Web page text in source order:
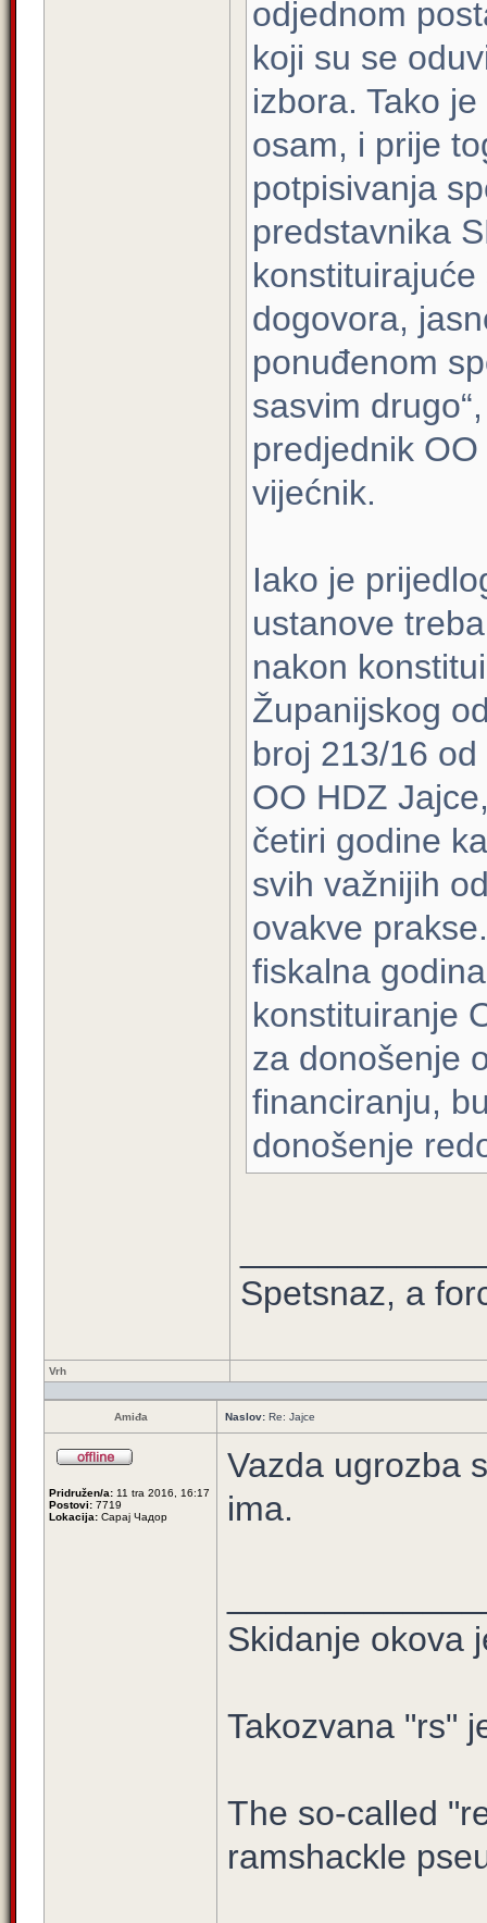
odjednom
koji su se
izbora. Tako
osam, i prije
potpisivanja
predstavnika
dogovora,
ponuđenom
sasvim
predjednik
vijećnik.
Iako je
ustanove
nakon
Županijskog
broj 213/16
OO HDZ
četiri godine
svih važnijih
ovakve
fiskalna
konstituiranje
za donošenje
financiranju,
donošenje
Spetsnaz, a
Vrh
Amiđa Naslov: Re: Jajce
Pridružen/a: 11 tra 2016, 16:17
Postovi: 7719
Lokacija: Сарај Чадор
Vazda ugrozba
ima.
Skidanje okova
Takozvana "rs"
The so-called
ramshackle